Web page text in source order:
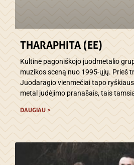
THARAPHITA (EE)
Kultinė pagoniškojo juodmetalio
muzikos sceną nuo 1995-ųjų. Prieš
Juodaragio vienmečiai tapo
metal judėjimo pranašais, tais
DAUGIAU >